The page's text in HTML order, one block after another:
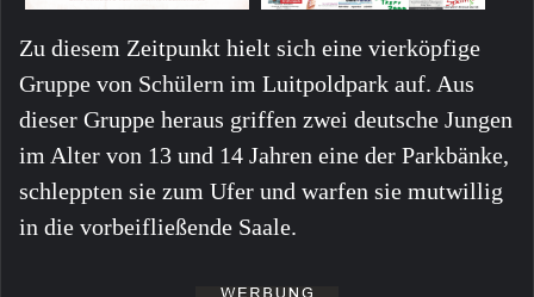
Zu diesem Zeitpunkt hielt sich eine vierköpfige
Gruppe von Schülern im Luitpoldpark auf. Aus
dieser Gruppe heraus griffen zwei deutsche Jungen
im Alter von 13 und 14 Jahren eine der Parkbänke,
schleppten sie zum Ufer und warfen sie mutwillig
in die vorbeifließende Saale.